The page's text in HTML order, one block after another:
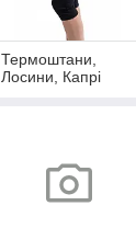
Термоштани,
Лосини, Капрі